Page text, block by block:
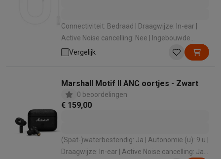
Connectiviteit: Bedraad | Draagwijze: In-ear |
Active Noise cancelling: Nee | Ingebouwde
microfoon: Ja | Lengte kabel (m): 1.2 m
Vergelijk
Marshall Motif II ANC oortjes - Zwart
0 beoordelingen
€ 159,00
(Spat-)waterbestendig: Ja | Autonomie (u): 9 u |
Draagwijze: In-ear | Active Noise cancelling: Ja |